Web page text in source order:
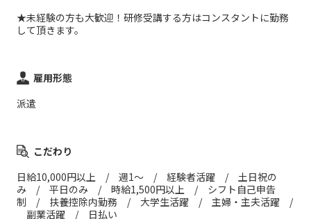
★未経験の方も大歓迎！研修受講する方はコンスタントに勤務
して頂きます。
雇用形態
派遣
こだわり
日給10,000円以上 / 週1～ / 経験者活躍 / 土日祝の
み / 平日のみ / 時給1,500円以上 / シフト自己申告
制 / 扶養控除内勤務 / 大学生活躍 / 主婦・主夫活躍 /
副業活躍 / 日払い